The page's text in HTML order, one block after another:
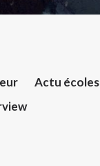
Actu écoles